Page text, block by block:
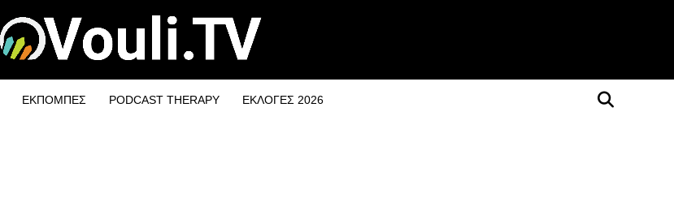
ΕΚΠΟΜΠΕΣ PODCAST THERAPY ΕΚΛΟΓΕΣ 2026